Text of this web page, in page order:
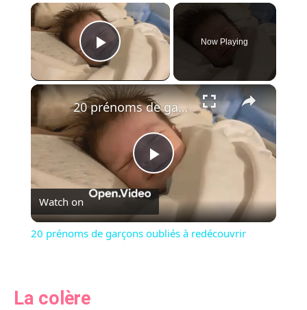
×
Play Video
Now Playing
×
Play
Video
20 prénoms de garçons oubliés à redécouvrir
Watch on
20 prénoms de garçons oubliés à redécouvrir
La colère